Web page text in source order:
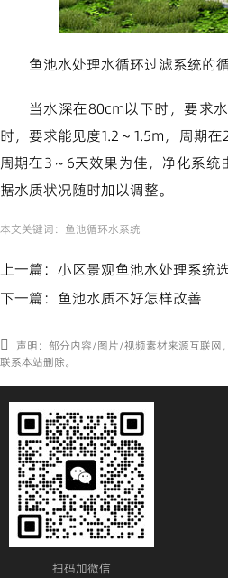
鱼池水处理水循环过滤系统的
当水深在80cm以下时，要求
时，要求能见度1.2～1.5m，周期
周期在3～6天效果为佳，净化系
据水质状况随时加以调整。
本文关键词： 鱼池循环水系统
上一篇： 小区景观鱼池水处理系统
下一篇： 鱼池水质不好怎样改善
声明：部分内容/图片/视频素材来源互联网
联系本站删除。
扫码加微信​